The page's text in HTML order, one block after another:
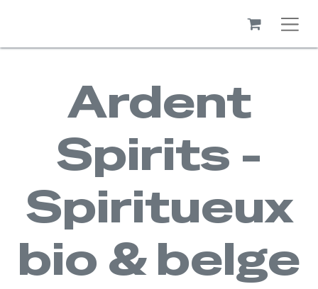
Ardent
Spirits -
Spiritueux
bio & belge